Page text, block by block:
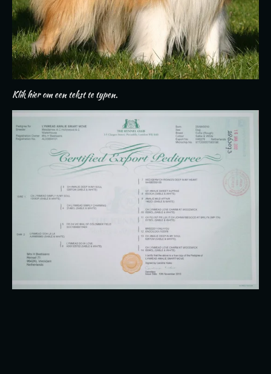
Klik hier om een tekst te typen.